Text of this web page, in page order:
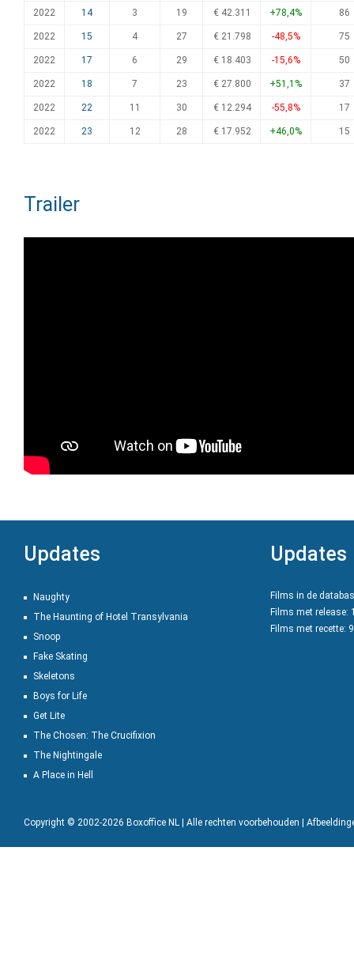
2022 14 3 19 € 42.311 +78,4% 86
2022 15 4 27 € 21.798 -48,5% 75
2022 17 6 29 € 18.403 -15,6% 50
2022 18 7 23 € 27.800 +51,1% 37
2022 22 11 30 € 12.294 -55,8% 17
2022 23 12 28 € 17.952 +46,0% 15
Trailer
Updates
Naughty
The Haunting of Hotel Transylvania
Snoop
Fake Skating
Skeletons
Boys for Life
Get Lite
The Chosen: The Crucifixion
The Nightingale
A Place in Hell
Updates
Films in de
Films met release:
Films met recette:
Copyright © 2002-2026 Boxoffice NL | Alle rechten voorbehouden |